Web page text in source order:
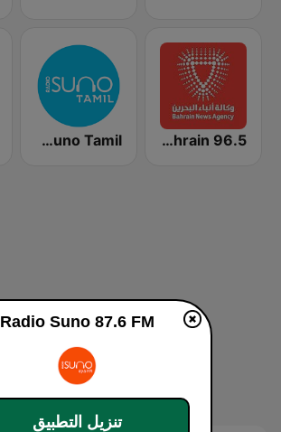
Radio Bahrain 96.5 (إذاعة بحرين 96.5) Radio Suno Tamil
Radio Suno 87.6 FM
تنزيل التطبيق